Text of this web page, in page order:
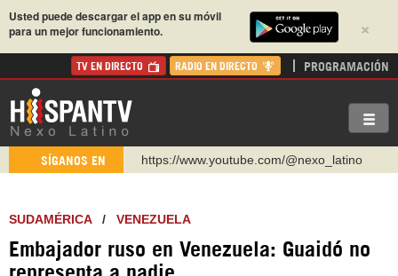
×
Usted puede descargar el app en su móvil
para un mejor funcionamiento.
TV EN DIRECTO RADIO EN DIRECTO PROGRAMACIÓN
SÍGANOS EN
https://www.youtube.com/@nexo_latino
https://t.me/hispantvcanal
https://urmedium.com/c/hispantv
WhatsApp y Viber: +98 921 79 29 404
SUDAMÉRICA/ VENEZUELA
Embajador ruso en Venezuela: Guaidó no
representa a nadie